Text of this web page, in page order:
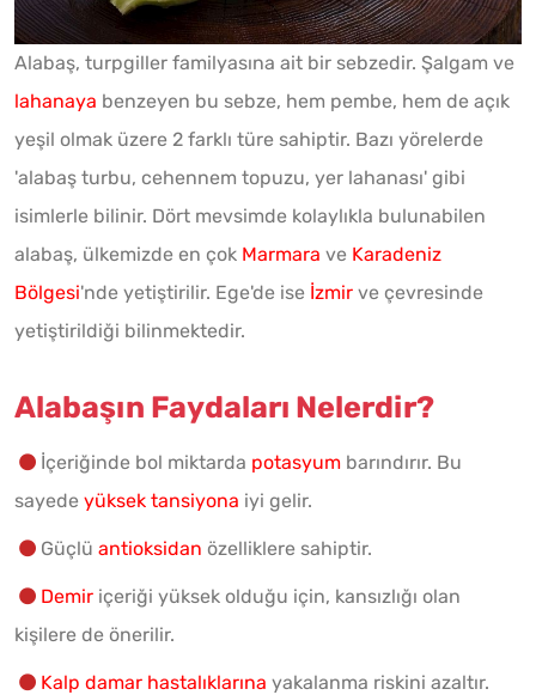
Alabaş, turpgiller familyasına ait bir sebzedir. Şalgam ve
lahanaya benzeyen bu sebze, hem pembe, hem de açık
yeşil olmak üzere 2 farklı türe sahiptir. Bazı yörelerde
'alabaş turbu, cehennem topuzu, yer lahanası' gibi
isimlerle bilinir. Dört mevsimde kolaylıkla bulunabilen
alabaş, ülkemizde en çok Marmara ve Karadeniz
Bölgesi'nde yetiştirilir. Ege'de ise İzmir ve çevresinde
yetiştirildiği bilinmektedir.
Alabaşın Faydaları Nelerdir?
İçeriğinde bol miktarda potasyum barındırır. Bu
sayede yüksek tansiyona iyi gelir.
Güçlü antioksidan özelliklere sahiptir.
Demir içeriği yüksek olduğu için, kansızlığı olan
kişilere de önerilir.
Kalp damar hastalıklarına yakalanma riskini azaltır.